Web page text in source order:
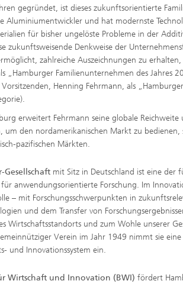
gegründet, ist dieses zukunftsorientierte
Aluminiumentwickler und hat modernste
für bisher ungelöste Probleme in der
zukunftsweisende Denkweise der
zahlreiche Auszeichnungen zu
„Hamburger Familienunternehmen des Jahres
Vorsitzenden, Henning Fehrmann, als
erweitert Fehrmann seine globale Reichweite
um den nordamerikanischen Markt zu bedienen,
pazifischen Märkten.
Gesellschaft mit Sitz in Deutschland ist eine der
anwendungsorientierte Forschung. Im
– mit Forschungsschwerpunkten in
und dem Transfer von
Wirtschaftsstandorts und zum Wohle unserer
Verein im Jahr 1949 nimmt sie
und Innovationssystem ein.
Wirtschaft und Innovation (BWI) fördert